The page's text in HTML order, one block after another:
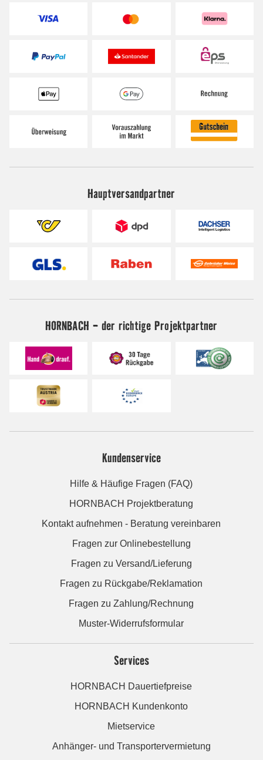
Hauptversandpartner
HORNBACH - der richtige Projektpartner
Kundenservice
Hilfe & Häufige Fragen (FAQ)
HORNBACH Projektberatung
Kontakt aufnehmen - Beratung vereinbaren
Fragen zur Onlinebestellung
Fragen zu Versand/Lieferung
Fragen zu Rückgabe/Reklamation
Fragen zu Zahlung/Rechnung
Muster-Widerrufsformular
Services
HORNBACH Dauertiefpreise
HORNBACH Kundenkonto
Mietservice
Anhänger- und Transportervermietung